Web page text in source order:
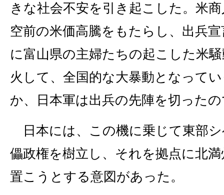
きな社会不安を引き起こした。米
空前の米価高騰をもたらし、出兵
に富山県の主婦たちの起こした米
火して、全国的な大暴動となって
か、日本軍は出兵の先陣を切った
日本には、この機に乗じて東部
儡政権を樹立し、それを拠点に北
置こうとする意図があった。